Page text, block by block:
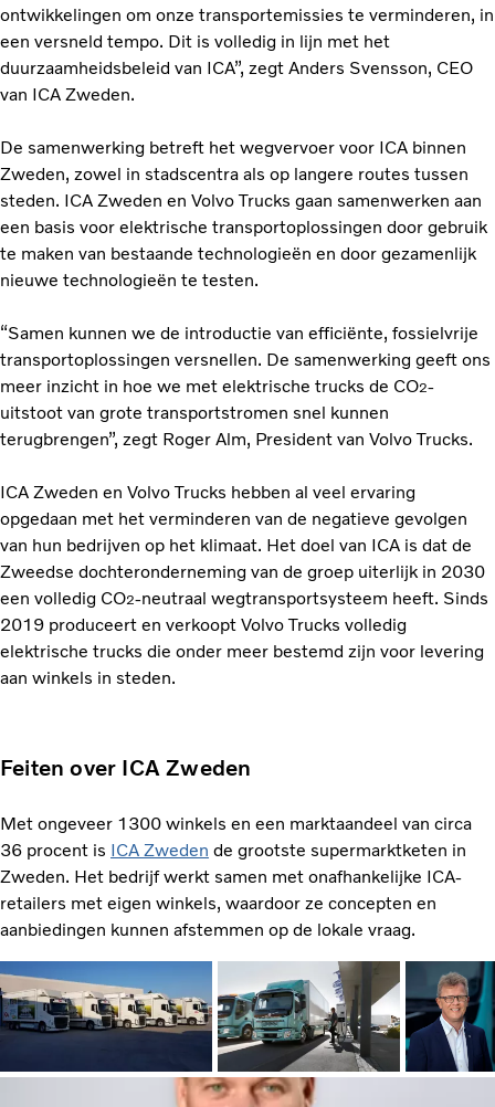
ontwikkelingen om onze transportemissies te verminderen, in
een versneld tempo. Dit is volledig in lijn met het
duurzaamheidsbeleid van ICA”, zegt Anders Svensson, CEO
van ICA Zweden.
De samenwerking betreft het wegvervoer voor ICA binnen
Zweden, zowel in stadscentra als op langere routes tussen
steden. ICA Zweden en Volvo Trucks gaan samenwerken aan
een basis voor elektrische transportoplossingen door gebruik
te maken van bestaande technologieën en door gezamenlijk
nieuwe technologieën te testen.
“Samen kunnen we de introductie van efficiënte, fossielvrije
transportoplossingen versnellen. De samenwerking geeft ons
meer inzicht in hoe we met elektrische trucks de CO2-
uitstoot van grote transportstromen snel kunnen
terugbrengen”, zegt Roger Alm, President van Volvo Trucks.
ICA Zweden en Volvo Trucks hebben al veel ervaring
opgedaan met het verminderen van de negatieve gevolgen
van hun bedrijven op het klimaat. Het doel van ICA is dat de
Zweedse dochteronderneming van de groep uiterlijk in 2030
een volledig CO2-neutraal wegtransportsysteem heeft. Sinds
2019 produceert en verkoopt Volvo Trucks volledig
elektrische trucks die onder meer bestemd zijn voor levering
aan winkels in steden.
Feiten over ICA Zweden
Met ongeveer 1300 winkels en een marktaandeel van circa
36 procent is ICA Zweden de grootste supermarktketen in
Zweden. Het bedrijf werkt samen met onafhankelijke ICA-
retailers met eigen winkels, waardoor ze concepten en
aanbiedingen kunnen afstemmen op de lokale vraag.